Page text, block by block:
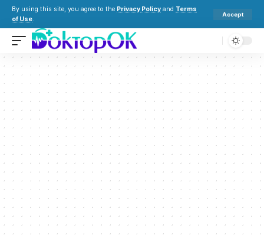
By using this site, you agree to the Privacy Policy and Terms
of Use.
Accept